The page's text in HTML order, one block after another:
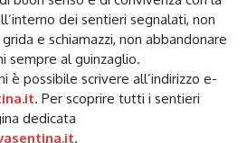
dei sentieri segnalati, non
e schiamazzi, non abbandonare
sempre al guinzaglio.
è possibile scrivere all’indirizzo e-
. Per scoprire tutti i sentieri
dedicata
.